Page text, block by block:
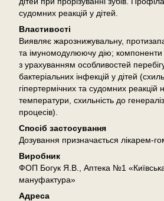
судомних реакцій у дітей.
Властивості
Виявляє жарознижувальну,
та імуномодулюючу дію; компоненти
з урахуванням особливостей
бактеріальних інфекцій у дітей
гіпертермічних та судомних реакцій
температури, схильність до
процесів).
Спосіб застосування
Дозування призначається лікарем-
Виробник
ФОП Богук Я.В., Аптека №1
мануфактура»
Адреса